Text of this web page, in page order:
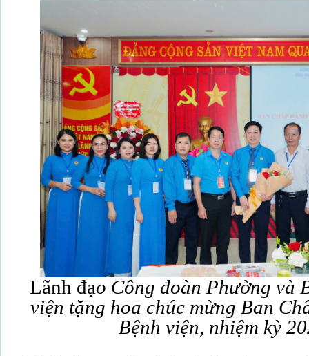
Lãnh đạo Công đoàn Phường và
viện tặng hoa chúc mừng Ban
Bệnh viện, nhiệm kỳ